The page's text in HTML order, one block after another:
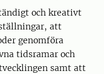
och kreativt
att
genomföra
tidsramar och
samt att